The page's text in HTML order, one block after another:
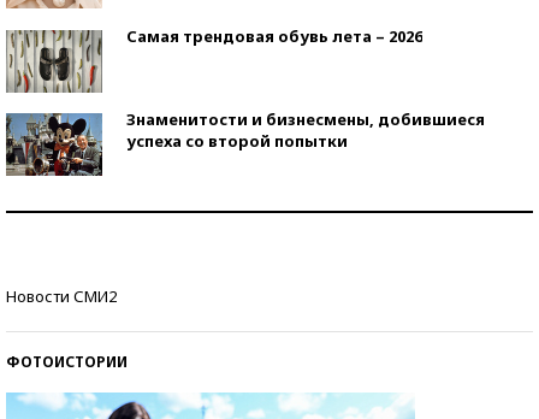
Самая трендовая обувь лета – 2026
Знаменитости и бизнесмены, добившиеся
успеха со второй попытки
Новости СМИ2
ФОТОИСТОРИИ